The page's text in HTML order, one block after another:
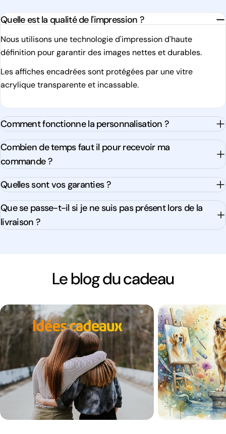
Quelle est la qualité de l'impression ?
Nous utilisons une technologie d'impression d'haute
définition pour garantir des images nettes et durables.
Les affiches encadrées sont protégées par une vitre
acrylique transparente et incassable.
Comment fonctionne la personnalisation ?
Combien de temps faut il pour recevoir ma
commande ?
Quelles sont vos garanties ?
Que se passe-t-il si je ne suis pas présent lors de la
livraison ?
Le blog du cadeau